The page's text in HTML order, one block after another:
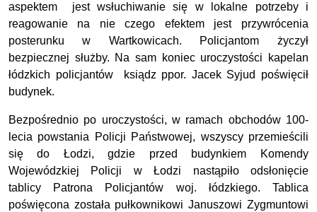
aspektem jest wsłuchiwanie się w lokalne potrzeby i
reagowanie na nie czego efektem jest przywrócenia
posterunku w Wartkowicach. Policjantom życzył
bezpiecznej służby. Na sam koniec uroczystości kapelan
łódzkich policjantów ksiądz ppor. Jacek Syjud poświęcił
budynek.
Bezpośrednio po uroczystości, w ramach obchodów 100-
lecia powstania Policji Państwowej, wszyscy przemieścili
się do Łodzi, gdzie przed budynkiem Komendy
Wojewódzkiej Policji w Łodzi nastąpiło odsłonięcie
tablicy Patrona Policjantów woj. łódzkiego. Tablica
poświęcona została pułkownikowi Januszowi Zygmuntowi